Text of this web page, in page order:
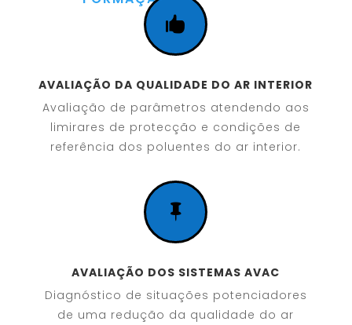

AVALIAÇÃO DA QUALIDADE DO AR INTERIOR
Avaliação de parâmetros atendendo aos
limirares de protecção e condições de
referência dos poluentes do ar interior.

AVALIAÇÃO DOS SISTEMAS AVAC
Diagnóstico de situações potenciadores
de uma redução da qualidade do ar